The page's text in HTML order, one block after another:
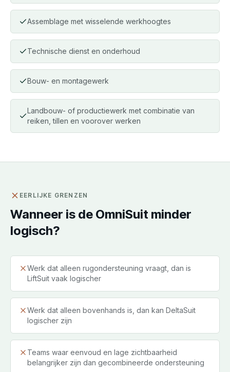
Assemblage met wisselende werkhoogtes
Technische dienst en onderhoud
Bouw- en montagewerk
Landbouw- of productiewerk met combinatie van
reiken, tillen en voorover werken
EERLIJKE GRENZEN
Wanneer is de OmniSuit minder
logisch?
Werk dat alleen rugondersteuning vraagt, dan is
LiftSuit vaak logischer
Werk dat alleen bovenhands is, dan kan DeltaSuit
logischer zijn
Teams waar eenvoud en lage zichtbaarheid
belangrijker zijn dan gecombineerde ondersteuning